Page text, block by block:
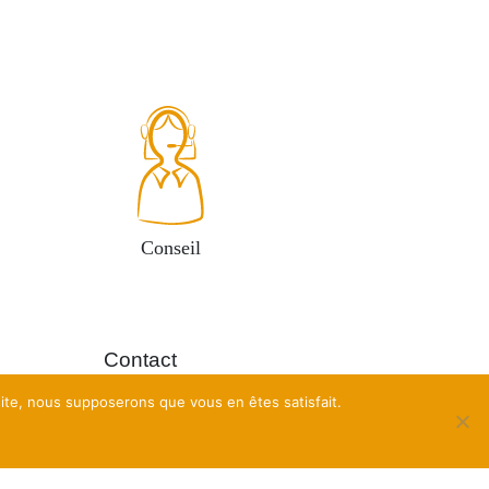
Conseil
Contact
À propos
nous supposerons que vous en êtes satisfait.